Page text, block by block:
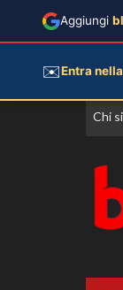
Vai
Chi
Aggiungi
✉️Entra